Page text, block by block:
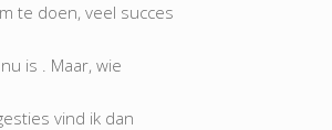
te doen, veel succes
is . Maar, wie
vind ik dan